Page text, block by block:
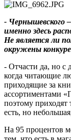
- Чернышевского
именно здесь
Не является ли
окружены
- Отчасти да, но с
когда читающие
приходящие за
ассортиментами
поэтому приходят
есть, но
На 95 процентов